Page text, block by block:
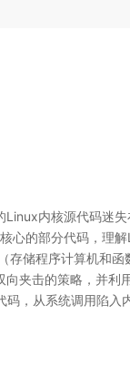
内核源代码迷
心的部分代码，理
存储程序计算机和函
夹击的策略，并利
，从系统调用陷入
。